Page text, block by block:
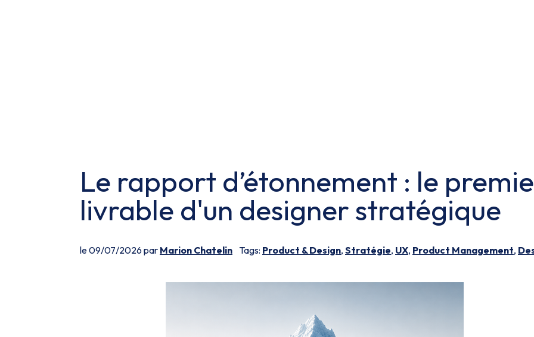
Le rapport d’étonnement : le
livrable d'un designer stratégique
le 09/07/2026 par Marion Chatelin Tags: Product & Design, Stratégie, UX, Product Management,